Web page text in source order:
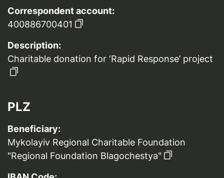
Correspondent account:
400886700401
Description:
Charitable donation for ‘Rapid Response’ project
PLZ
Beneficiary:
Mykolayiv Regional Charitable Foundation
"Regional Foundation Blagochestya"